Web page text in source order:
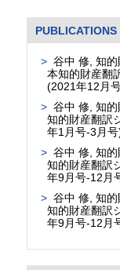
PUBLICATIONS
谷中 修, 知
本知的財産翻
(2021年12月
谷中 修, 知
知的財産翻訳
年1月号-3月号
谷中 修, 知
知的財産翻訳
年9月号-12月
谷中 修, 知
知的財産翻訳
年9月号-12月